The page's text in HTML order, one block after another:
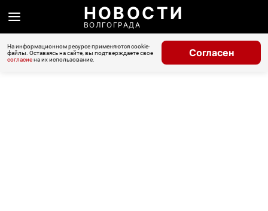
НОВОСТИ
ВОЛГОГРАДА
На информационном ресурсе применяются cookie-
файлы. Оставаясь на сайте, вы подтверждаете свое
согласиена их использование.
Согласен